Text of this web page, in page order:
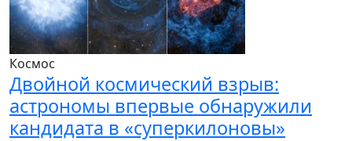
Космос
Двойной космический взрыв:
астрономы впервые обнаружили
кандидата в «суперкилоновы»